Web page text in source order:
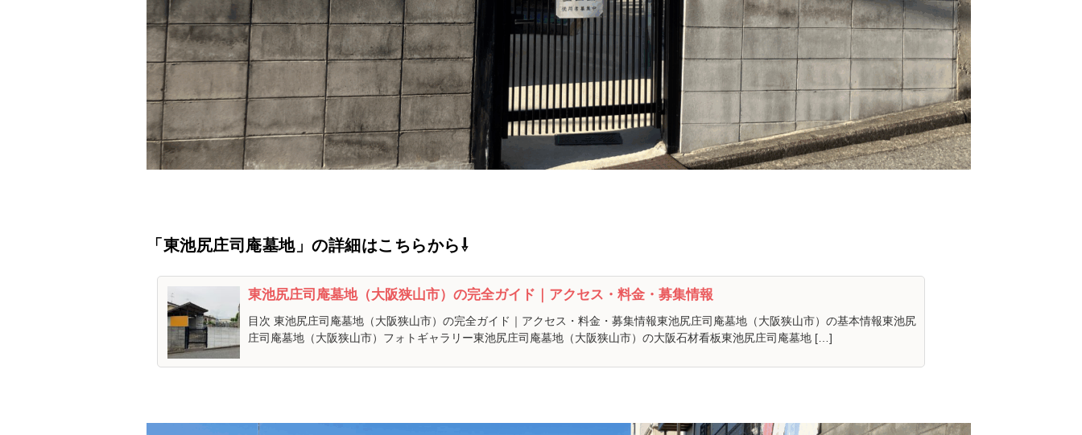
「東池尻庄司庵墓地」の詳細はこちらから⇩
東池尻庄司庵墓地（大阪狭山市）の完全ガイド｜アクセス・料金・募集情報
目次 東池尻庄司庵墓地（大阪狭山市）の完全ガイド｜アクセス・料金・募集情報東池尻庄司庵墓地（大阪狭山市）の基本情報東池尻
庄司庵墓地（大阪狭山市）フォトギャラリー東池尻庄司庵墓地（大阪狭山市）の大阪石材看板東池尻庄司庵墓地 […]